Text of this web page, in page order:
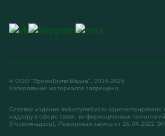
© ООО "ПромоГрупп Медиа", 2016-2026
Копирование материалов запрещено.
Сетевое издание industrymebel.ru
надзору в сфере связи, информационных
(Роскомнадзор). Реестровая запись от 26.04.2022